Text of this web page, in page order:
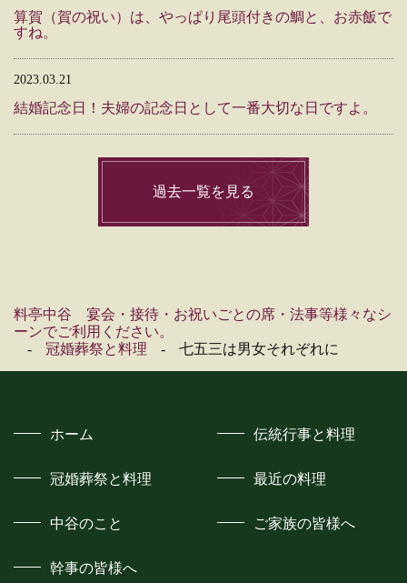
算賀（賀の祝い）は、やっぱり尾頭付きの鯛と、お赤飯で
すね。
2023.03.21
結婚記念日！夫婦の記念日として一番大切な日ですよ。
過去一覧を見る
料亭中谷 宴会・接待・お祝いごとの席・法事等様々なシ
ーンでご利用ください。
冠婚葬祭と料理
七五三は男女それぞれに
ホーム 伝統行事と料理
冠婚葬祭と料理 最近の料理
中谷のこと ご家族の皆様へ
幹事の皆様へ